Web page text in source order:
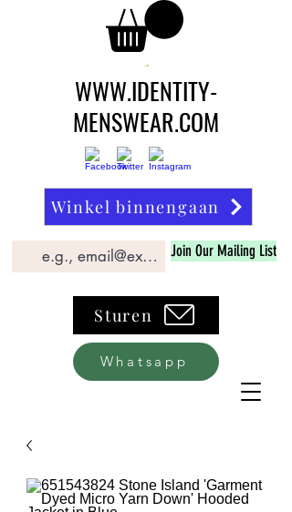
WWW.IDENTITY-
MENSWEAR.COM
Winkel binnengaan
Join Our Mailing List
Sturen
Whatsapp